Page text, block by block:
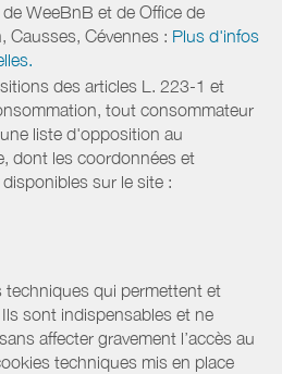
de WeeBnB et de Office de
Causses, Cévennes : Plus d'infos
des articles L. 223-1 et
tout consommateur
liste d'opposition au
dont les coordonnées et
sur le site :
techniques qui permettent et
sont indispensables et ne
affecter gravement l’accès au
techniques mis en place